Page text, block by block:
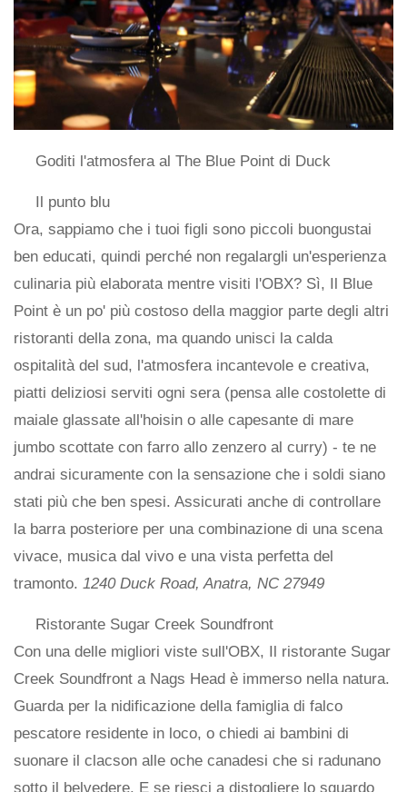
Goditi l'atmosfera al The Blue Point di Duck
Il punto blu
Ora, sappiamo che i tuoi figli sono piccoli buongustai
ben educati, quindi perché non regalargli un'esperienza
culinaria più elaborata mentre visiti l'OBX? Sì, Il Blue
Point è un po' più costoso della maggior parte degli altri
ristoranti della zona, ma quando unisci la calda
ospitalità del sud, l'atmosfera incantevole e creativa,
piatti deliziosi serviti ogni sera (pensa alle costolette di
maiale glassate all'hoisin o alle capesante di mare
jumbo scottate con farro allo zenzero al curry) - te ne
andrai sicuramente con la sensazione che i soldi siano
stati più che ben spesi. Assicurati anche di controllare
la barra posteriore per una combinazione di una scena
vivace, musica dal vivo e una vista perfetta del
tramonto. 1240 Duck Road, Anatra, NC 27949
Ristorante Sugar Creek Soundfront
Con una delle migliori viste sull'OBX, Il ristorante Sugar
Creek Soundfront a Nags Head è immerso nella natura.
Guarda per la nidificazione della famiglia di falco
pescatore residente in loco, o chiedi ai bambini di
suonare il clacson alle oche canadesi che si radunano
sotto il belvedere. E se riesci a distogliere lo sguardo